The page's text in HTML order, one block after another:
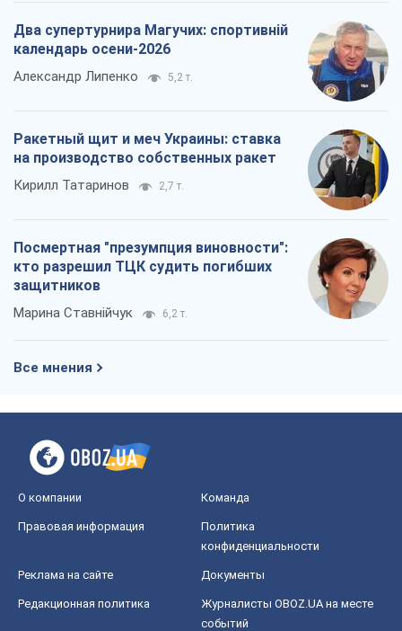
Два супертурнира Магучих: спортивній
календарь осени-2026
Александр Липенко 5,2 т.
Ракетный щит и меч Украины: ставка
на производство собственных ракет
Кирилл Татаринов 2,7 т.
Посмертная "презумпция виновности":
кто разрешил ТЦК судить погибших
защитников
Марина Ставнійчук 6,2 т.
Все мнения
О компании Команда
Правовая информация
Политика
конфиденциальности
Реклама на сайте Документы
Редакционная политика
Журналисты OBOZ.UA на месте
событий